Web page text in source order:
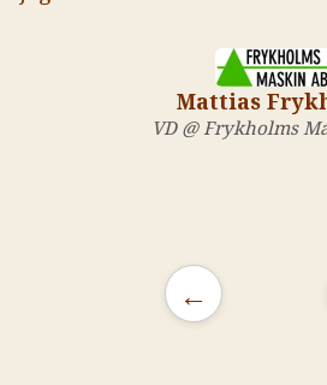
←
Mattias
VD @ Frykholms